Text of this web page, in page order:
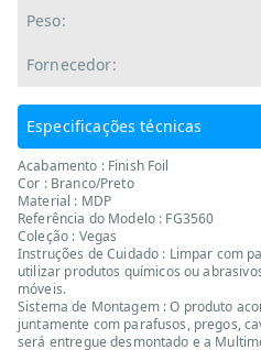
Peso:
Fornecedor:
Especificações técnicas
Acabamento : Finish Foil
Cor : Branco/Preto
Material : MDP
Referência do Modelo : FG3560
Coleção : Vegas
Instruções de Cuidado : Limpar com
utilizar produtos químicos ou
móveis.
Sistema de Montagem : O produto
juntamente com parafusos, pregos,
será entregue desmontado e a